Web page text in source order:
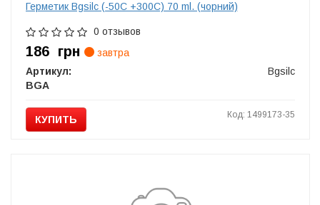
Герметик Bgsilc (-50C +300C) 70 ml. (чорний)
0 отзывов
186 грн
завтра
Артикул:
Bgsilc
BGA
КУПИТЬ Код: 1499173-35